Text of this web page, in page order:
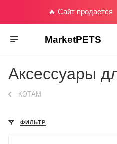
🔥 Сайт продается
MarketPETS
Аксессуары
КОТАМ
ФИЛЬТР